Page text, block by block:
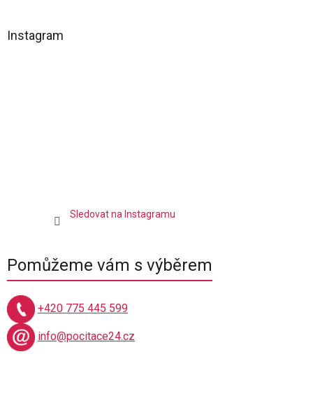
Instagram
Sledovat na Instagramu
Pomůžeme vám s výběrem
+420 775 445 599
info@pocitace24.cz